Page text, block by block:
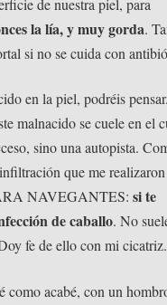
la lía, y muy gorda.
si no se cuida con
en la piel, podréis
malnacido se cuele en el
sino una autopista.
que me
NAVEGANTES:si te
de caballo. No
fe de ello con mi cicatriz.
como acabé, con un